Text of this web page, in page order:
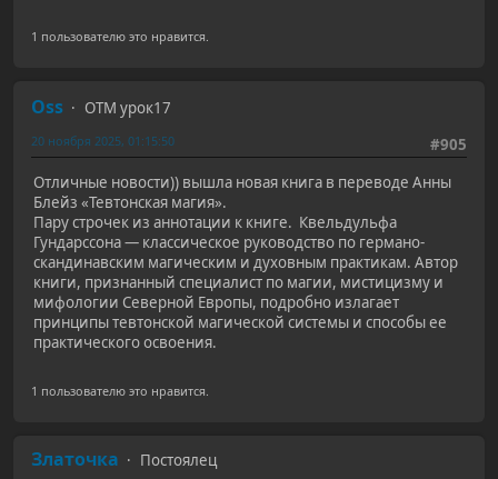
1 пользователю это нравится.
Oss
ОТМ урок17
#905
20 ноября 2025, 01:15:50
Отличные новости)) вышла новая книга в переводе Анны
Блейз «Тевтонская магия».
Пару строчек из аннотации к книге. Квельдульфа
Гундарссона — классическое руководство по германо-
скандинавским магическим и духовным практикам. Автор
книги, признанный специалист по магии, мистицизму и
мифологии Северной Европы, подробно излагает
принципы тевтонской магической системы и способы ее
практического освоения.
1 пользователю это нравится.
Златочка Постоялец